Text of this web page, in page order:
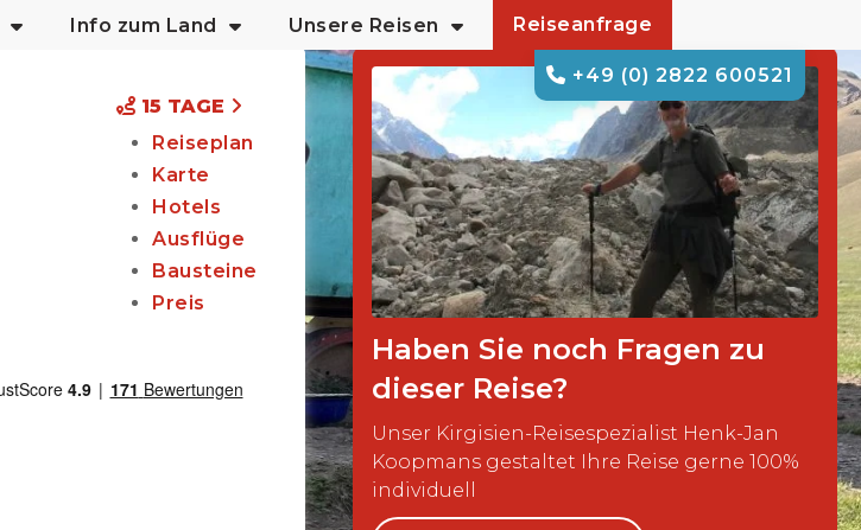
+49 (0) 2822 600521
Info zum Land Unsere Reisen Reiseanfrage
15 TAGE
Reiseplan
Karte
Hotels
Ausflüge
Bausteine
Preis
Haben Sie noch Fragen zu
dieser Reise?
Unser Kirgisien-Reisespezialist Henk-Jan
Koopmans gestaltet Ihre Reise gerne 100%
individuell